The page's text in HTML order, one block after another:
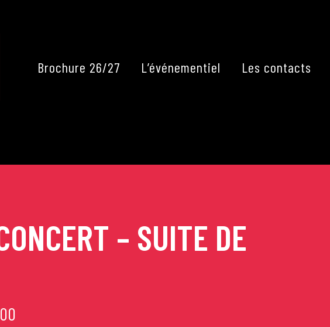
Brochure 26/27 L’événementiel Les contacts
– SUITE DE